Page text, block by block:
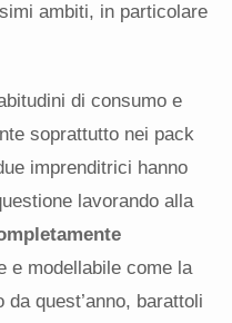
ambiti, in particolare
di consumo e
soprattutto nei pack
imprenditrici hanno
lavorando alla
e modellabile come la
quest’anno, barattoli